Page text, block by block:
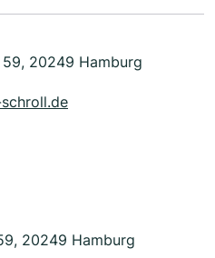
20249 Hamburg
20249 Hamburg